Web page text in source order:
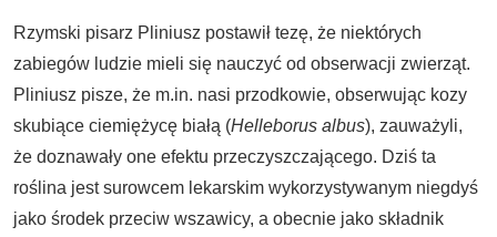
Rzymski pisarz Pliniusz postawił tezę, że niektórych
zabiegów ludzie mieli się nauczyć od obserwacji zwierząt.
Pliniusz pisze, że m.in. nasi przodkowie, obserwując kozy
skubiące ciemiężycę białą (Helleborus albus), zauważyli,
że doznawały one efektu przeczyszczającego. Dziś ta
roślina jest surowcem lekarskim wykorzystywanym niegdyś
jako środek przeciw wszawicy, a obecnie jako składnik